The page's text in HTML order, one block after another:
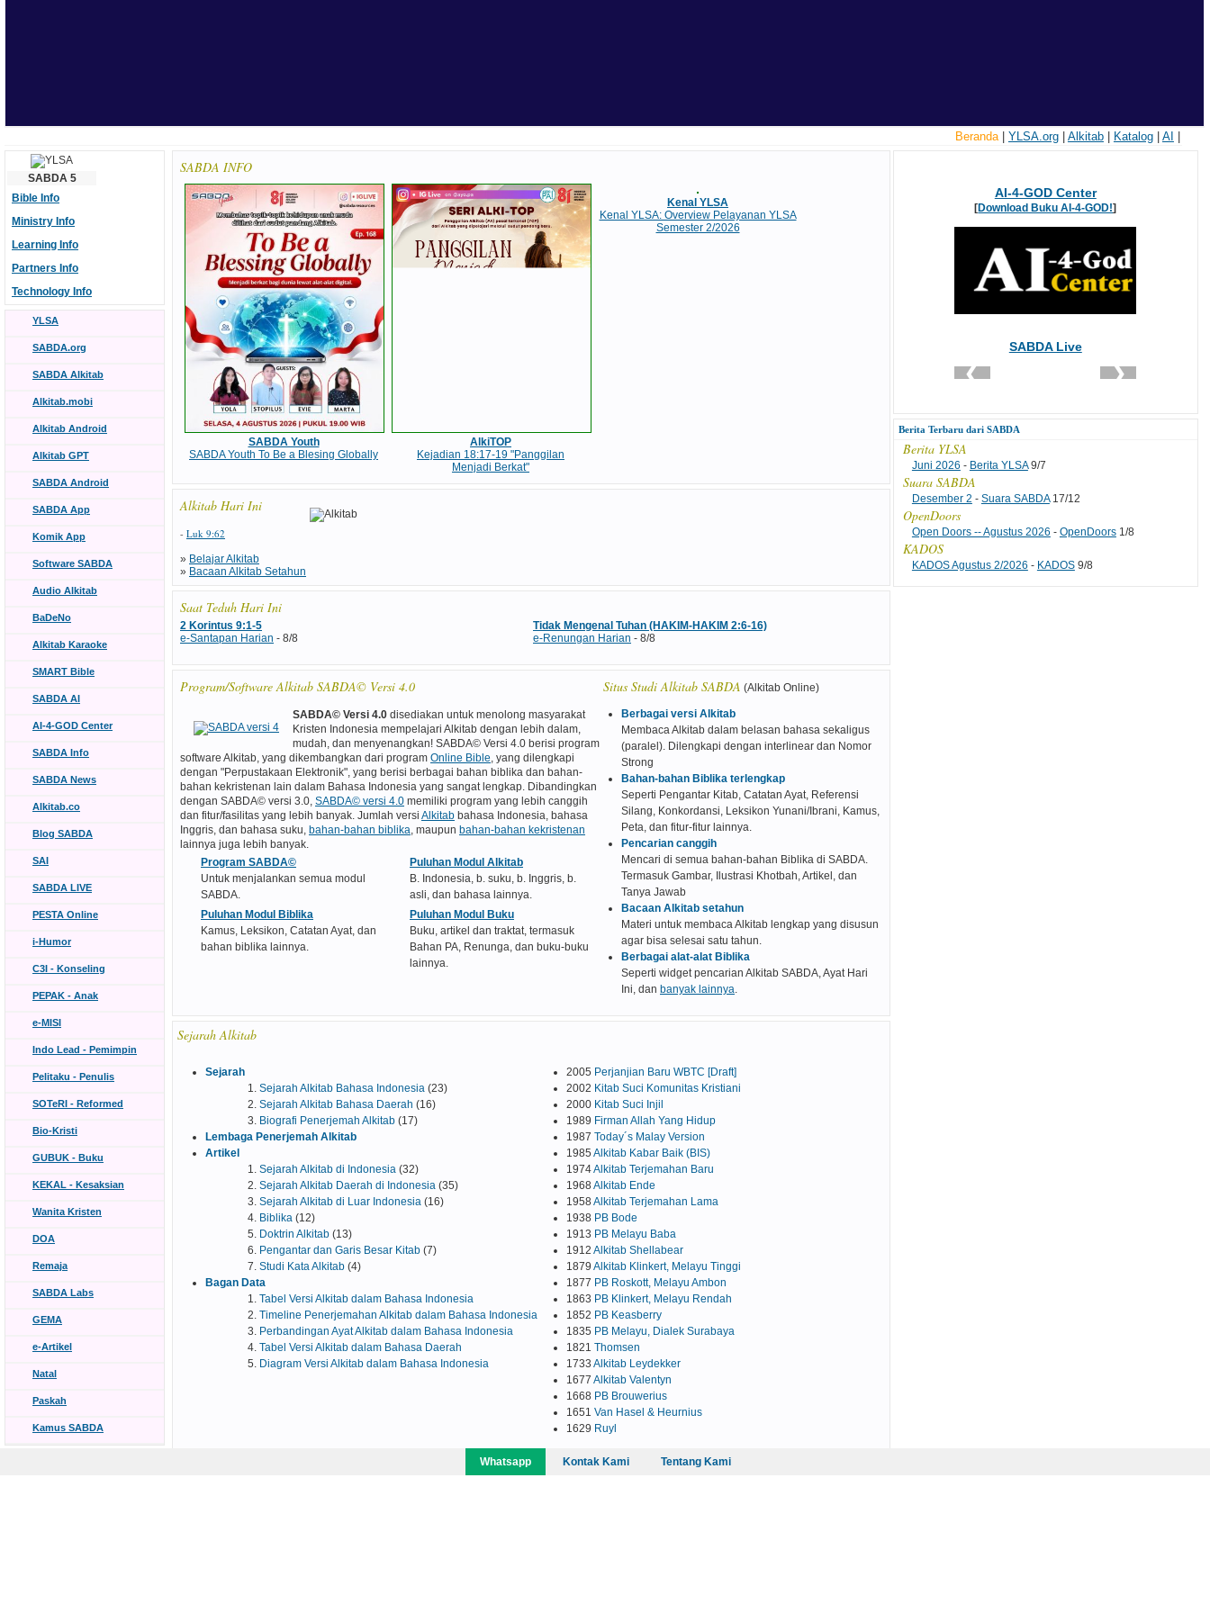
Beranda| YLSA.org| Alkitab| Katalog| AI
SABDA INFO
SABDA Youth
SABDA Youth To Be a Blesing Globally
AlkiTOP
Kejadian 18:17-19 "Panggilan
Menjadi Berkat"
Kenal YLSA
Kenal YLSA: Overview Pelayanan YLSA
Semester 2/2026
Alkitab Hari Ini
- Luk 9:62
» Belajar Alkitab
» Bacaan Alkitab Setahun
Saat Teduh Hari Ini
2 Korintus 9:1-5
e-Santapan Harian - 8/8
Tidak Mengenal Tuhan (HAKIM-HAKIM 2:6-16)
e-Renungan Harian - 8/8
Program/Software Alkitab SABDA© Versi 4.0
SABDA© Versi 4.0 disediakan untuk menolong masyarakat
Kristen Indonesia mempelajari Alkitab dengan lebih dalam,
mudah, dan menyenangkan! SABDA© Versi 4.0 berisi program
software Alkitab, yang dikembangkan dari program Online Bible, yang dilengkapi
dengan "Perpustakaan Elektronik", yang berisi berbagai bahan biblika dan bahan-
bahan kekristenan lain dalam Bahasa Indonesia yang sangat lengkap. Dibandingkan
dengan SABDA© versi 3.0, SABDA© versi 4.0 memiliki program yang lebih canggih
dan fitur/fasilitas yang lebih banyak. Jumlah versi Alkitab bahasa Indonesia, bahasa
Inggris, dan bahasa suku, bahan-bahan biblika, maupun bahan-bahan kekristenan
lainnya juga lebih banyak.
Program SABDA©
Untuk menjalankan semua modul
SABDA.
Puluhan Modul Alkitab
B. Indonesia, b. suku, b. Inggris, b.
asli, dan bahasa lainnya.
Puluhan Modul Biblika
Kamus, Leksikon, Catatan Ayat, dan
bahan biblika lainnya.
Puluhan Modul Buku
Buku, artikel dan traktat, termasuk
Bahan PA, Renunga, dan buku-buku
lainnya.
Situs Studi Alkitab SABDA (Alkitab Online)
Berbagai versi Alkitab
Membaca Alkitab dalam belasan bahasa sekaligus
(paralel). Dilengkapi dengan interlinear dan Nomor
Strong
Bahan-bahan Biblika terlengkap
Seperti Pengantar Kitab, Catatan Ayat, Referensi
Silang, Konkordansi, Leksikon Yunani/Ibrani, Kamus,
Peta, dan fitur-fitur lainnya.
Pencarian canggih
Mencari di semua bahan-bahan Biblika di SABDA.
Termasuk Gambar, Ilustrasi Khotbah, Artikel, dan
Tanya Jawab
Bacaan Alkitab setahun
Materi untuk membaca Alkitab lengkap yang disusun
agar bisa selesai satu tahun.
Berbagai alat-alat Biblika
Seperti widget pencarian Alkitab SABDA, Ayat Hari
Ini, dan banyak lainnya.
Sejarah Alkitab
Sejarah
Sejarah Alkitab Bahasa Indonesia (23)
Sejarah Alkitab Bahasa Daerah (16)
Biografi Penerjemah Alkitab (17)
Lembaga Penerjemah Alkitab
Artikel
Sejarah Alkitab di Indonesia (32)
Sejarah Alkitab Daerah di Indonesia (35)
Sejarah Alkitab di Luar Indonesia (16)
Biblika (12)
Doktrin Alkitab (13)
Pengantar dan Garis Besar Kitab (7)
Studi Kata Alkitab (4)
Bagan Data
Tabel Versi Alkitab dalam Bahasa Indonesia
Timeline Penerjemahan Alkitab dalam Bahasa Indonesia
Perbandingan Ayat Alkitab dalam Bahasa Indonesia
Tabel Versi Alkitab dalam Bahasa Daerah
Diagram Versi Alkitab dalam Bahasa Indonesia
2005 Perjanjian Baru WBTC [Draft]
2002 Kitab Suci Komunitas Kristiani
2000 Kitab Suci Injil
1989 Firman Allah Yang Hidup
1987 Today´s Malay Version
1985 Alkitab Kabar Baik (BIS)
1974Alkitab Terjemahan Baru
1968Alkitab Ende
1958Alkitab Terjemahan Lama
1938 PB Bode
1913 PB Melayu Baba
1912 Alkitab Shellabear
1879 Alkitab Klinkert, Melayu Tinggi
1877 PB Roskott, Melayu Ambon
1863 PB Klinkert, Melayu Rendah
1852 PB Keasberry
1835 PB Melayu, Dialek Surabaya
1821 Thomsen
1733 Alkitab Leydekker
1677 Alkitab Valentyn
1668 PB Brouwerius
1651 Van Hasel & Heurnius
1629 Ruyl
AI-4-GOD Center
[Download Buku AI-4-GOD!]
SABDA Live
❮ ❯
Berita Terbaru dari SABDA
Berita YLSA
Juni 2026 - Berita YLSA9/7
Suara SABDA
Desember 2 - Suara SABDA17/12
OpenDoors
Open Doors -- Agustus 2026 - OpenDoors1/8
KADOS
KADOS Agustus 2/2026 - KADOS9/8
SABDA 5
Bible Info
Ministry Info
Learning Info
Partners Info
Technology Info
YLSA
SABDA.org
SABDA Alkitab
Alkitab.mobi
Alkitab Android
Alkitab GPT
SABDA Android
SABDA App
Komik App
Software SABDA
Audio Alkitab
BaDeNo
Alkitab Karaoke
SMART Bible
SABDA AI
AI-4-GOD Center
SABDA Info
SABDA News
Alkitab.co
Blog SABDA
SAI
SABDA LIVE
PESTA Online
i-Humor
C3I - Konseling
PEPAK - Anak
e-MISI
Indo Lead - Pemimpin
Pelitaku - Penulis
SOTeRI - Reformed
Bio-Kristi
GUBUK - Buku
KEKAL - Kesaksian
Wanita Kristen
DOA
Remaja
SABDA Labs
GEMA
e-Artikel
Natal
Paskah
Kamus SABDA
Whatsapp Kontak Kami Tentang Kami